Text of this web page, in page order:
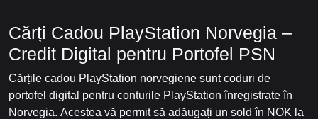
Cărți Cadou PlayStation Norvegia –
Credit Digital pentru Portofel PSN
Cărțile cadou PlayStation norvegiene sunt coduri de
portofel digital pentru conturile PlayStation înregistrate în
Norvegia. Acestea vă permit să adăugați un sold în NOK la